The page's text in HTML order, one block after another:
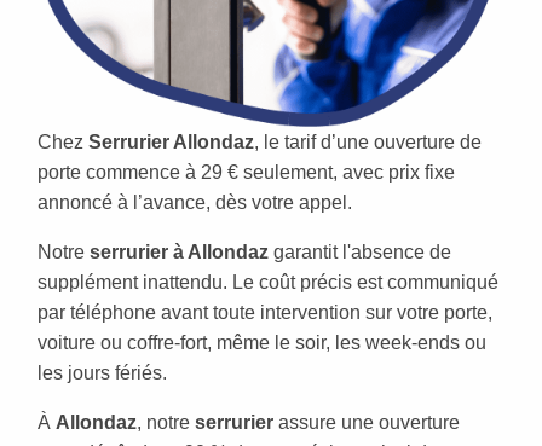
Chez Serrurier Allondaz, le tarif d’une ouverture de
porte commence à 29 € seulement, avec prix fixe
annoncé à l’avance, dès votre appel.
Notre serrurier à Allondaz garantit l'absence de
supplément inattendu. Le coût précis est communiqué
par téléphone avant toute intervention sur votre porte,
voiture ou coffre-fort, même le soir, les week-ends ou
les jours fériés.
À Allondaz, notre serrurier assure une ouverture